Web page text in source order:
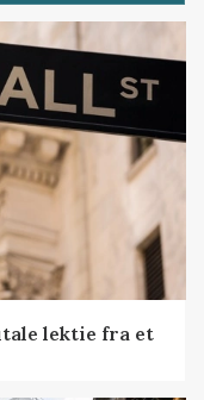
lektie fra et